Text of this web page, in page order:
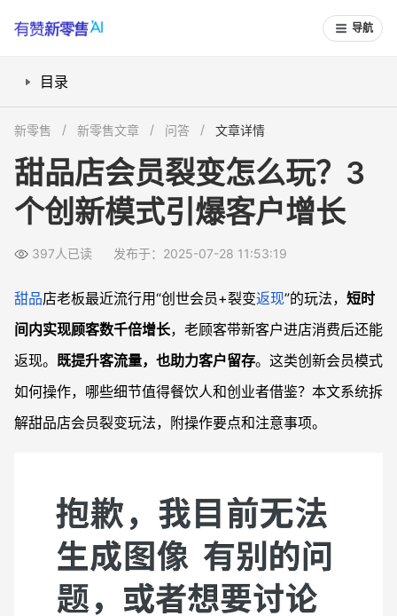
导航
目录
小程序工具如何快速启动共享裂变？
线下门店如何结合裂变玩法做长期引流？
创世会员适合所有甜品店吗？
如何避免返现裂变带来“刷单”风险？
新零售 新零售文章 问答 文章详情
甜品店会员裂变怎么玩？3
个创新模式引爆客户增长
397人已读 发布于：2025-07-28 11:53:19
甜品店老板最近流行用“创世会员+裂变返现”的玩法， 短时
间内实现顾客数千倍增长，老顾客带新客户进店消费后还能
返现。 既提升客流量，也助力客户留存。这类创新会员模式
如何操作，哪些细节值得餐饮人和创业者借鉴？本文系统拆
解甜品店会员裂变玩法，附操作要点和注意事项。